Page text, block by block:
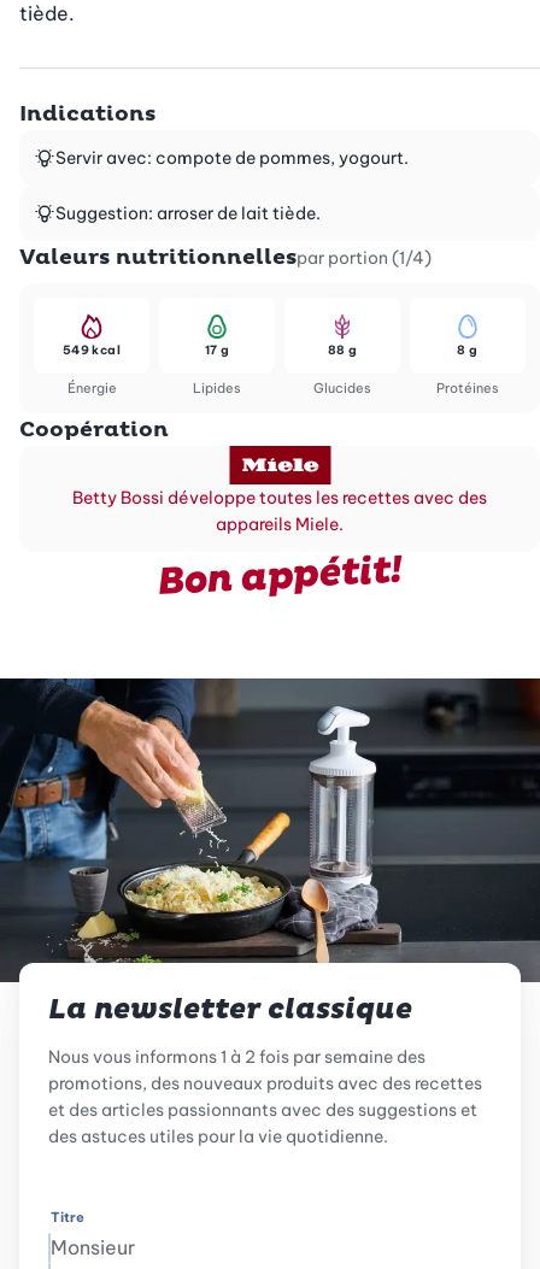
tiède.
Indications
Servir avec: compote de pommes, yogourt.
Suggestion: arroser de lait tiède.
Valeurs nutritionnellespar portion (1/4)
Énergie
549 kcal
Lipides
17 g
Glucides
88 g
Protéines
8 g
Coopération
Betty Bossi développe toutes les recettes avec des
appareils Miele.
Bon appétit!
La newsletter classique
Nous vous informons 1 à 2 fois par semaine des
promotions, des nouveaux produits avec des recettes
et des articles passionnants avec des suggestions et
des astuces utiles pour la vie quotidienne.
Titre
Monsieur